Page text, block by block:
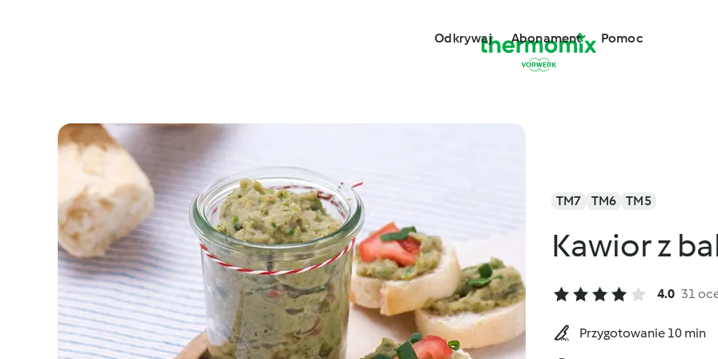
Odkrywaj Abonament Pomoc
TM7 TM6 TM5
Kawior z
4.0 31
Przygotowanie 10 min